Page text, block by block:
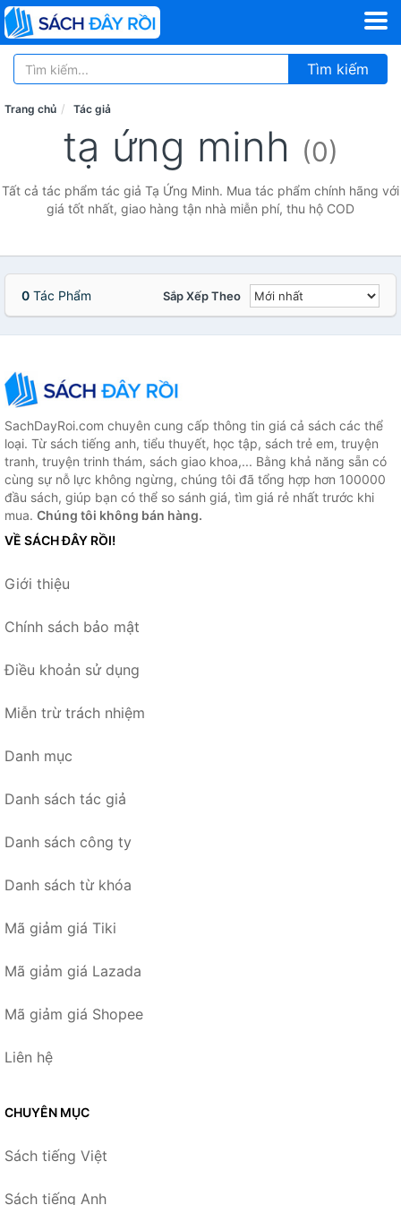
Tìm kiếm
Trang chủ Tác giả
tạ ứng minh (0)
Tất cả tác phẩm tác giả Tạ Ứng Minh. Mua tác phẩm chính hãng với
giá tốt nhất, giao hàng tận nhà miễn phí, thu hộ COD
0 Tác Phẩm Sắp Xếp Theo
SachDayRoi.com chuyên cung cấp thông tin giá cả sách các thể
loại. Từ sách tiếng anh, tiểu thuyết, học tập, sách trẻ em, truyện
tranh, truyện trinh thám, sách giao khoa,... Bằng khả năng sẵn có
cùng sự nỗ lực không ngừng, chúng tôi đã tổng hợp hơn 100000
đầu sách, giúp bạn có thể so sánh giá, tìm giá rẻ nhất trước khi
mua. Chúng tôi không bán hàng.
VỀ SÁCH ĐÂY RỒI!
Giới thiệu
Chính sách bảo mật
Điều khoản sử dụng
Miễn trừ trách nhiệm
Danh mục
Danh sách tác giả
Danh sách công ty
Danh sách từ khóa
Mã giảm giá Tiki
Mã giảm giá Lazada
Mã giảm giá Shopee
Liên hệ
CHUYÊN MỤC
Sách tiếng Việt
Sách tiếng Anh